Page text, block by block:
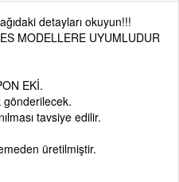
detayları okuyun!!!
MODELLERE UYUMLUDUR
EKİ.
gönderilecek.
tavsiye edilir.
üretilmiştir.